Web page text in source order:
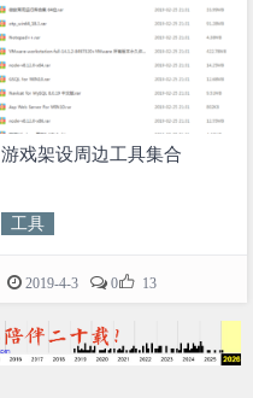
游戏架设周边工具集合
工具
2019-4-3 0 13